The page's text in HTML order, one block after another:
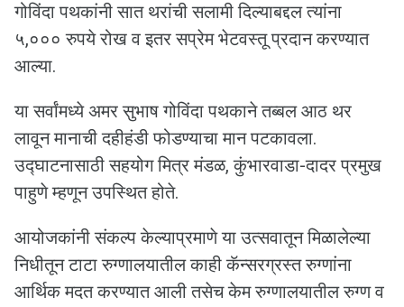
गोविंदा पथकांनी सात थरांची सलामी दिल्याबद्दल त्यांना
५,००० रुपये रोख व इतर सप्रेम भेटवस्तू प्रदान करण्यात
आल्या.
या सर्वांमध्ये अमर सुभाष गोविंदा पथकाने तब्बल आठ थर
लावून मानाची दहीहंडी फोडण्याचा मान पटकावला.
उद्घाटनासाठी सहयोग मित्र मंडळ, कुंभारवाडा-दादर प्रमुख
पाहुणे म्हणून उपस्थित होते.
आयोजकांनी संकल्प केल्याप्रमाणे या उत्सवातून मिळालेल्या
निधीतून टाटा रुग्णालयातील काही कॅन्सरग्रस्त रुग्णांना
आर्थिक मदत करण्यात आली तसेच केम रुग्णालयातील रुग्ण व